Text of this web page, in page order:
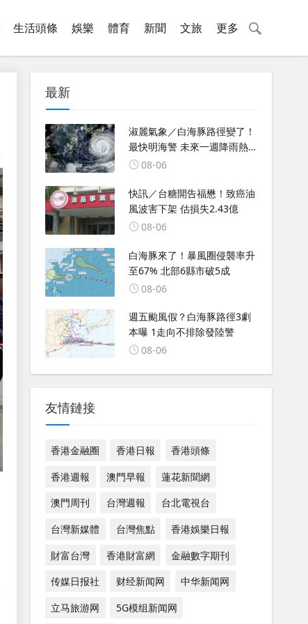
生活頭條 娛樂 體育 新聞 文旅 更多
最新
淑麗氣象／白海豚路徑變了！
最快明海警 未來一週降雨熱
區曝08-06
快訊／台糖開告福懋！致癌油
風波害下架 估損失2.43億
08-06
白海豚來了！暴風圈侵襲率升
至67% 北部6縣市破5成
08-06
週五颱風假？白海豚路徑3劇
本曝 1走向不排除發陸警
08-06
友情鏈接
香港金融圈 香港日報
香港頭條
香港週報
澳門早報
蓮花新聞網
澳門周刊
台灣週報
台北電視台
台灣新媒體
台灣焦點
香港娛樂日報
財富台灣
香港財富網
金融數字期刊
传媒日报社
财经新闻网
中华新闻网
立马旅游网
5G模组新闻网